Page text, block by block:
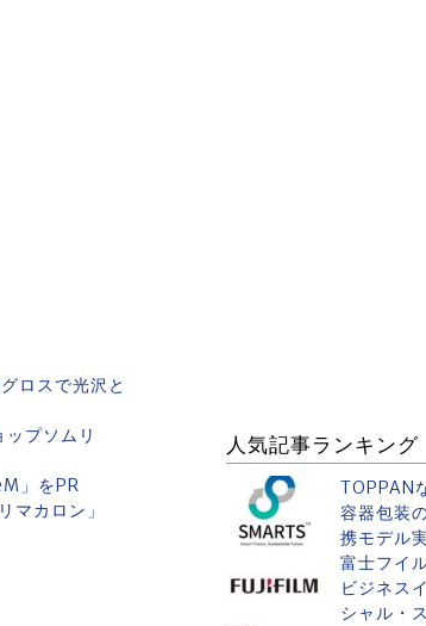
ロスで光沢と
プソムリ
」をPR
カロン」
人気記事ランキング
TOPPAN
容器包装
携モデル
富士フイ
ビジネス
シャル・